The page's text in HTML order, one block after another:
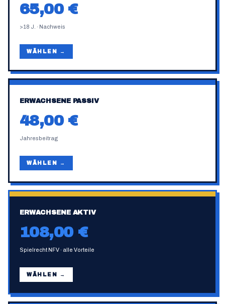
65,00 €
>18 J. · Nachweis
WÄHLEN →
ERWACHSENE PASSIV
48,00 €
Jahresbeitrag
WÄHLEN →
ERWACHSENE AKTIV
108,00 €
Spielrecht NFV · alle Vorteile
WÄHLEN →